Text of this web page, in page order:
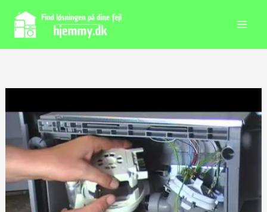
indholdet